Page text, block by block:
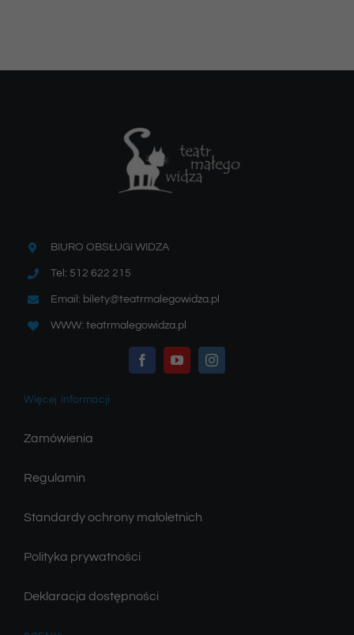
BIURO OBSŁUGI WIDZA
Tel: 512 622 215
Email: bilety@teatrmalegowidza.pl
WWW: teatrmalegowidza.pl
Więcej informacji
Zamówienia
Regulamin
Standardy ochrony małoletnich
Polityka prywatności
Deklaracja dostępności